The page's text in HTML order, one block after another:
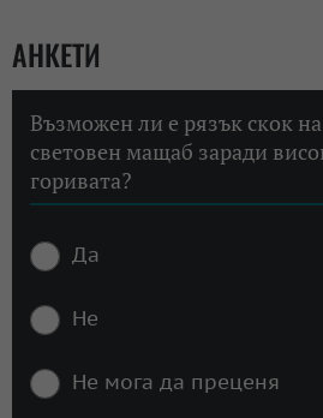
АНКЕТИ
Възможен ли е рязък скок
световен мащаб заради
горивата?
Да
Не
Не мога да преценя